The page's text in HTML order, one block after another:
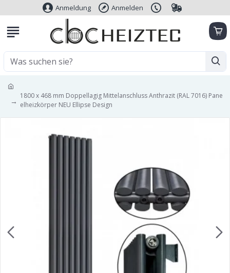
Anmeldung Anmelden
1800 x 468 mm Doppellagig Mittelanschluss Anthrazit (RAL 7016) Pane
elheizkörper NEU Ellipse Design